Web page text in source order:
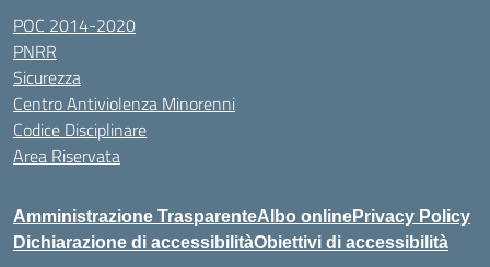
POC 2014-2020
PNRR
Sicurezza
Centro Antiviolenza Minorenni
Codice Disciplinare
Area Riservata
Amministrazione TrasparenteAlbo onlinePrivacy Policy
Dichiarazione di accessibilitàObiettivi di accessibilità